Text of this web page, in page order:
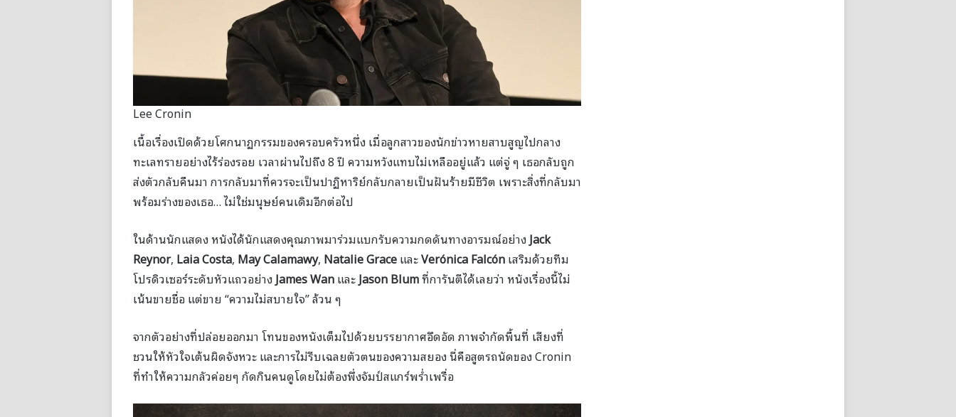
Lee Cronin
เนื้อเรื่องเปิดด้วยโศกนาฏกรรมของครอบครัวหนึ่ง เมื่อลูกสาวของนักข่าวหายสาบสูญไปกลาง
ทะเลทรายอย่างไร้ร่องรอย เวลาผ่านไปถึง 8 ปี ความหวังแทบไม่เหลืออยู่แล้ว แต่จู่ ๆ เธอกลับถูก
ส่งตัวกลับคืนมา การกลับมาที่ควรจะเป็นปาฏิหาริย์กลับกลายเป็นฝันร้ายมีชีวิต เพราะสิ่งที่กลับมา
พร้อมร่างของเธอ… ไม่ใช่มนุษย์คนเดิมอีกต่อไป
ในด้านนักแสดง หนังได้นักแสดงคุณภาพมาร่วมแบกรับความกดดันทางอารมณ์อย่างJack
Reynor, Laia Costa, May Calamawy, Natalie GraceและVerónica Falcónเสริมด้วยทีม
โปรดิวเซอร์ระดับหัวแถวอย่างJames WanและJason Blumที่การันตีได้เลยว่า หนังเรื่องนี้ไม่
เน้นขายชื่อ แต่ขาย “ความไม่สบายใจ” ล้วน ๆ
จากตัวอย่างที่ปล่อยออกมา โทนของหนังเต็มไปด้วยบรรยากาศอึดอัด ภาพจำกัดพื้นที่ เสียงที่
ชวนให้หัวใจเต้นผิดจังหวะ และการไม่รีบเฉลยตัวตนของความสยอง นี่คือสูตรถนัดของ Cronin
ที่ทำให้ความกลัวค่อยๆ กัดกินคนดูโดยไม่ต้องพึ่งจัมป์สแกร์พร่ำเพรื่อ